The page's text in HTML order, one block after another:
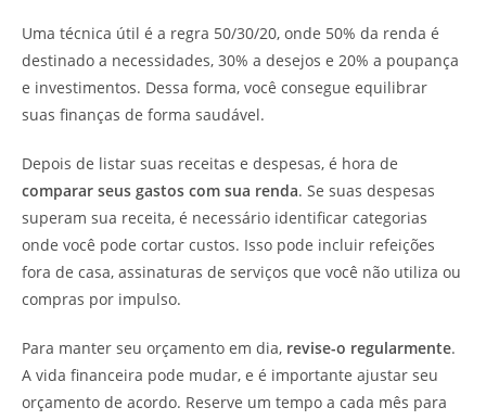
Uma técnica útil é a regra 50/30/20, onde 50% da renda é
destinado a necessidades, 30% a desejos e 20% a poupança
e investimentos. Dessa forma, você consegue equilibrar
suas finanças de forma saudável.
Depois de listar suas receitas e despesas, é hora de
comparar seus gastos com sua renda. Se suas despesas
superam sua receita, é necessário identificar categorias
onde você pode cortar custos. Isso pode incluir refeições
fora de casa, assinaturas de serviços que você não utiliza ou
compras por impulso.
Para manter seu orçamento em dia, revise-o regularmente.
A vida financeira pode mudar, e é importante ajustar seu
orçamento de acordo. Reserve um tempo a cada mês para